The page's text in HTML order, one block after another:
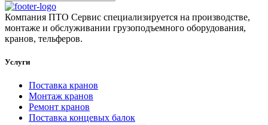
Компания ПТО Сервис специализируется на производстве,
монтаже и обслуживании грузоподъемного оборудования,
кранов, тельферов.
Услуги
Поставка кранов
Монтаж кранов
Ремонт кранов
Поставка концевых балок